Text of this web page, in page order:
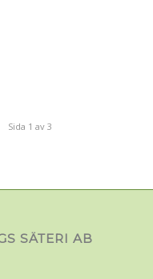
Sida 1 av 3
SÄTERI AB